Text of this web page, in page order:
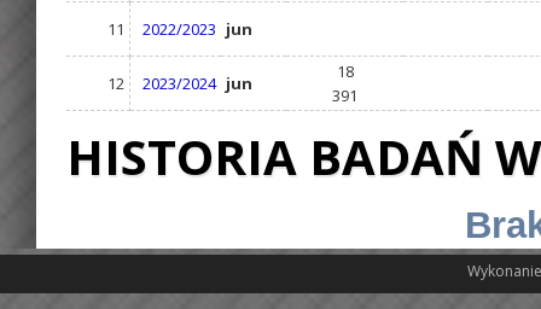
11
2022/2023 jun
12 2023/2024 jun
18
391
HISTORIA BADAŃ